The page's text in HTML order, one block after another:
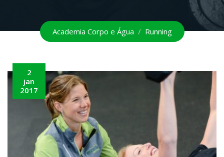
Academia Corpo e Água / Running
2
jan
2017